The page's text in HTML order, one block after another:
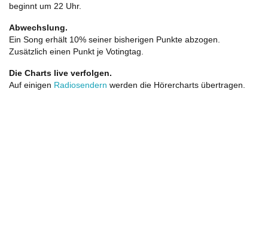
beginnt um 22 Uhr.
Abwechslung.
Ein Song erhält 10% seiner bisherigen Punkte abzogen.
Zusätzlich einen Punkt je Votingtag.
Die Charts live verfolgen.
Auf einigen Radiosendern werden die Hörercharts übertragen.